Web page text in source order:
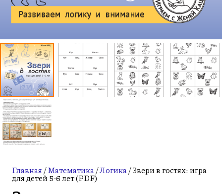
Главная/Математика/Логика/ Звери в гостях: игра
для детей 5-6 лет (PDF)